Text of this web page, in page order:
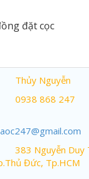
đặt cọc
Thủy Nguyễn
0938 868 247
383 Nguyễn Duy
Đức, Tp.HCM